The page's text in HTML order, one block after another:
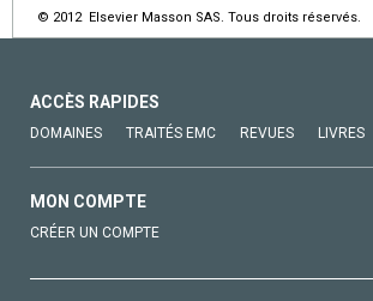
© 2012 Elsevier Masson SAS. Tous droits réservés.
ACCÈS RAPIDES
DOMAINES TRAITÉS EMC REVUES LIVRES
MON COMPTE
CRÉER UN COMPTE